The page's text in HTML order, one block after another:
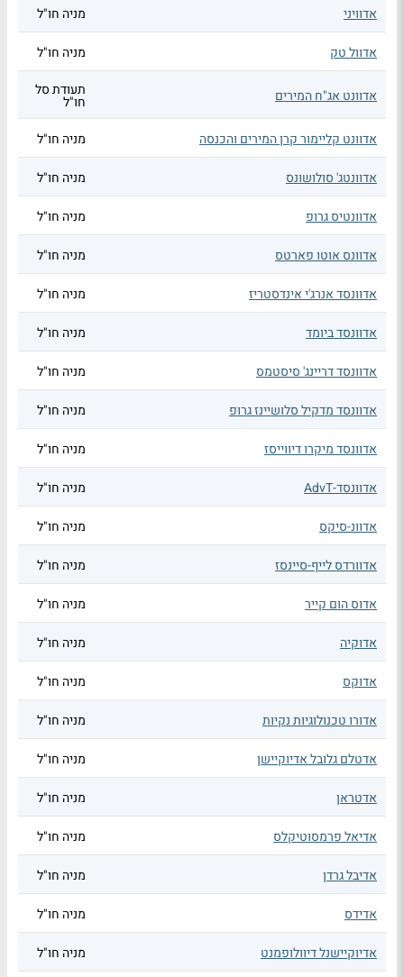
אדוויני
מניה חו"ל
אדוול טק מניה חו"ל
אדוונט אג"ח המירים תעודת סל
חו"ל
אדוונט קליימור קרן המירים והכנסה
מניה חו"ל
אדוונטג' סולושונס מניה חו"ל
אדוונטיס גרופ מניה חו"ל
אדוונס אוטו פארטס מניה חו"ל
אדוונסד אנרג'י אינדסטריז מניה חו"ל
אדוונסד ביומד מניה חו"ל
אדוונסד דריינג' סיסטמס מניה חו"ל
אדוונסד מדקיל סלושיינז גרופ מניה חו"ל
אדוונסד מיקרו דיווייסז מניה חו"ל
אדוונסד-AdvT מניה חו"ל
אדוונ-סיקס מניה חו"ל
אדוורדס לייף-סיינסז מניה חו"ל
אדוס הום קייר מניה חו"ל
אדוקיה מניה חו"ל
אדוקס מניה חו"ל
אדורו טכנולוגיות נקיות מניה חו"ל
אדטלם גלובל אדיוקיישן מניה חו"ל
אדטראן מניה חו"ל
אדיאל פרמסוטיקלס מניה חו"ל
אדיבל גרדן מניה חו"ל
אדידס מניה חו"ל
אדיוקיישנל דיוולופמנט מניה חו"ל